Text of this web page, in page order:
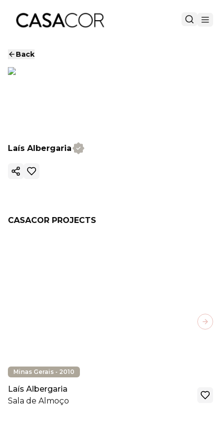
Back
Laís Albergaria
Copy ink
CASACOR PROJECTS
Minas Gerais - 2010
Laís Albergaria
Sala de Almoço